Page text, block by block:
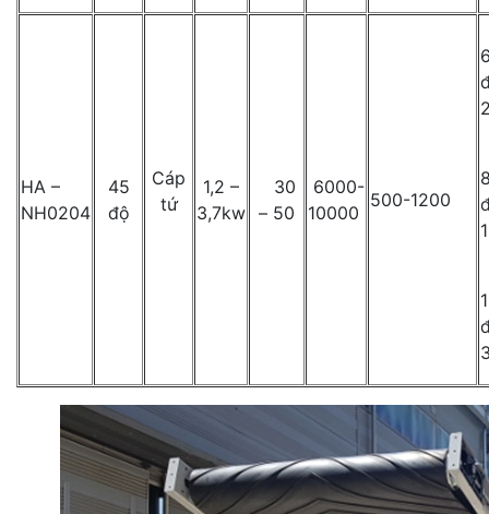
HA –
NH0204
45
độ
Cáp
tứ
1,2 –
3,7kw
30
– 50
6000-
10000
500-1200